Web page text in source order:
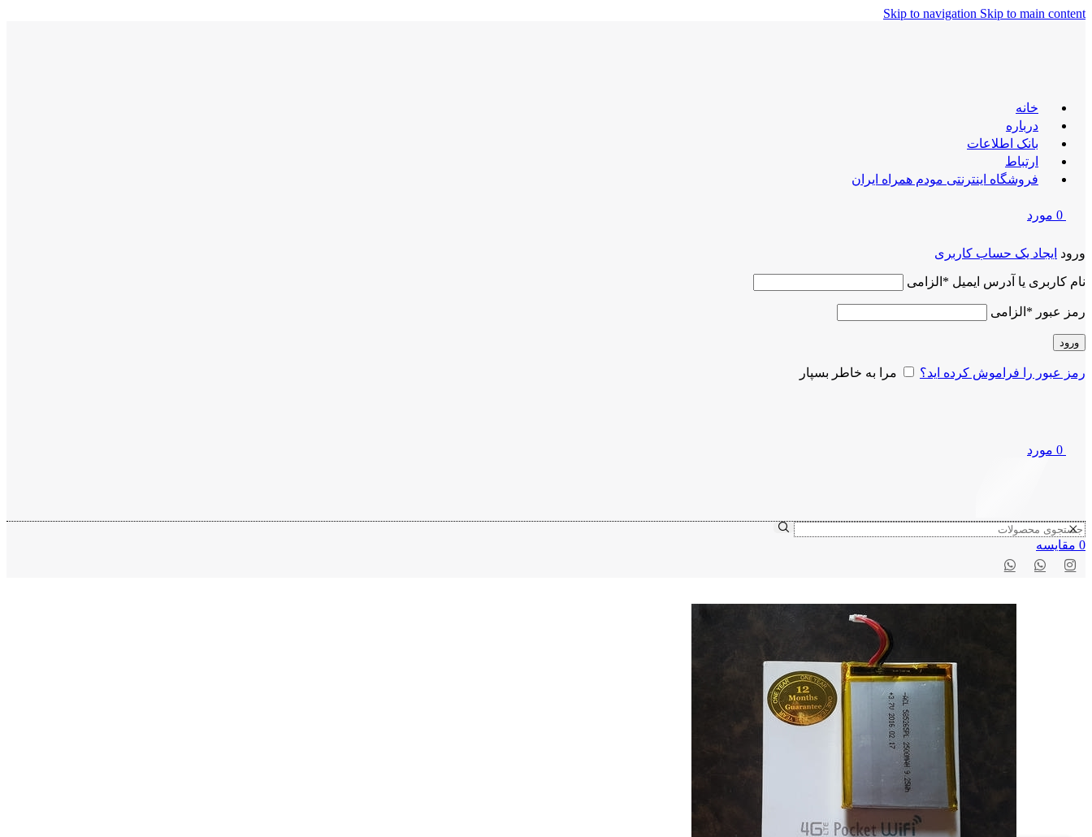
Skip to navigation Skip to main content
خانه
درباره
بانک اطلاعات
ارتباط
فروشگاه اینترنتی مودم همراه ایران
0 مورد
ورود ایجاد یک حساب کاربری
نام کاربری یا آدرس ایمیل * الزامی
رمز عبور * الزامی
ورود
رمز عبور را فراموش کرده اید؟ مرا به خاطر بسپار
0 مورد
0 مقايسه